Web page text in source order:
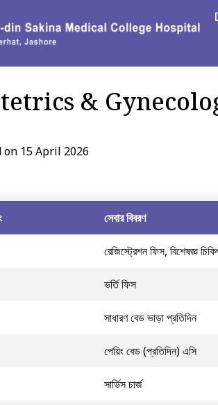
&
on 15 April 2026
সেবার বিবরণ
রেজিস্ট্রেশন ফিস, বিশেষজ্ঞ
ভর্তি ফিস
সাধারণ বেড ভাড়া প্রতিদিন
পেয়িং বেড (প্রতিদিন) এসি
সার্ভিস চার্জ